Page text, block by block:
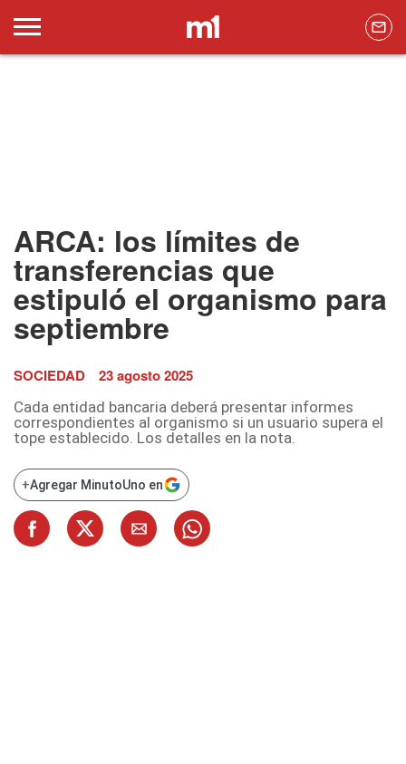
ARCA: los límites de
transferencias que
estipuló el organismo para
septiembre
SOCIEDAD 23 agosto 2025
Cada entidad bancaria deberá presentar informes
correspondientes al organismo si un usuario supera el
tope establecido. Los detalles en la nota.
+Agregar MinutoUno en